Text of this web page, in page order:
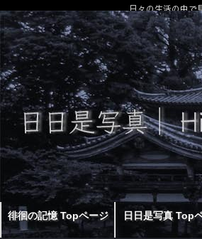
徘徊の記憶 Topページ 日日是写真 Top
日々の生活の中で